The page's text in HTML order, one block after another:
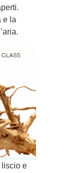
e la
liscio e